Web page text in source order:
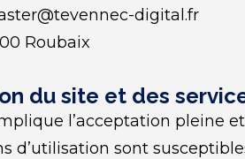
digital.fr
Roubaix
du site et des
l’acceptation pleine
d’utilisation sont